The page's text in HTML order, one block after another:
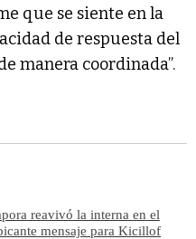
que se siente en la
de respuesta del
manera coordinada”.
reavivó la interna en el
mensaje para Kicillof